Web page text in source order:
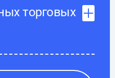
торговых